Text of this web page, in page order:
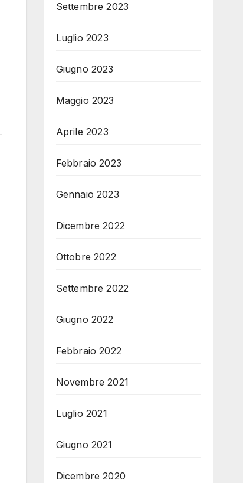
Settembre 2023
Luglio 2023
Giugno 2023
Maggio 2023
Aprile 2023
Febbraio 2023
Gennaio 2023
Dicembre 2022
Ottobre 2022
Settembre 2022
Giugno 2022
Febbraio 2022
Novembre 2021
Luglio 2021
Giugno 2021
Dicembre 2020